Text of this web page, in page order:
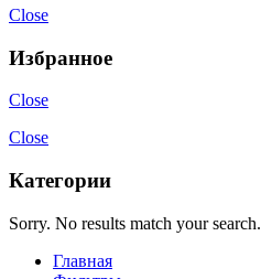
Close
Избранное
Close
Close
Категории
Sorry. No results match your search.
Главная